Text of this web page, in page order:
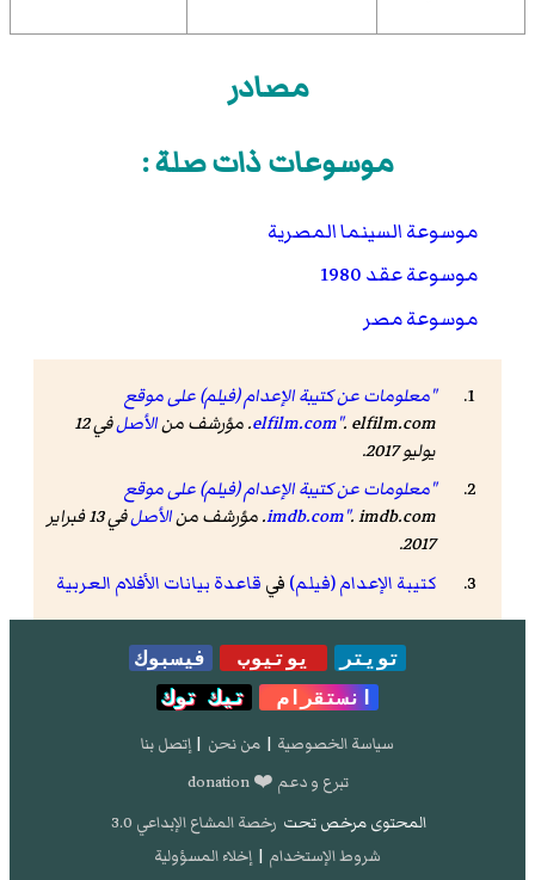
مصادر
موسوعات ذات صلة :
موسوعة السينما المصرية
موسوعة عقد 1980
موسوعة مصر
"معلومات عن كتيبة الإعدام (فيلم) على موقع
elfilm.com". elfilm.com. مؤرشف من الأصل
في 12
يوليو 2017.
"معلومات عن كتيبة الإعدام (فيلم) على موقع
imdb.com". imdb.com. مؤرشف من الأصل
في 13 فبراير
2017.
كتيبة الإعدام (فيلم) في قاعدة بيانات الأفلام العربية
تويتر يوتيوب
فيسبوك
انستقرام
تيك توك
سياسة الخصوصية | من نحن | إتصل بنا
تبرع و دعم ❤️ donation
المحتوى مرخص تحت رخصة المشاع الإبداعي 3.0
شروط الإستخدام | إخلاء المسؤولية